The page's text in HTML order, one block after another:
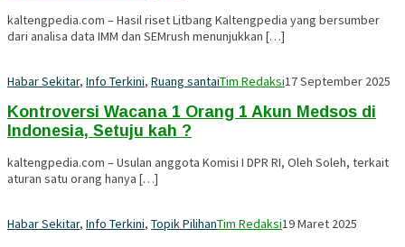
kaltengpedia.com – Hasil riset Litbang Kaltengpedia yang bersumber
dari analisa data IMM dan SEMrush menunjukkan […]
Habar Sekitar, Info Terkini, Ruang santaiTim Redaksi17 September 2025
Kontroversi Wacana 1 Orang 1 Akun Medsos di
Indonesia, Setuju kah ?
kaltengpedia.com – Usulan anggota Komisi I DPR RI, Oleh Soleh, terkait
aturan satu orang hanya […]
Habar Sekitar, Info Terkini, Topik PilihanTim Redaksi19 Maret 2025